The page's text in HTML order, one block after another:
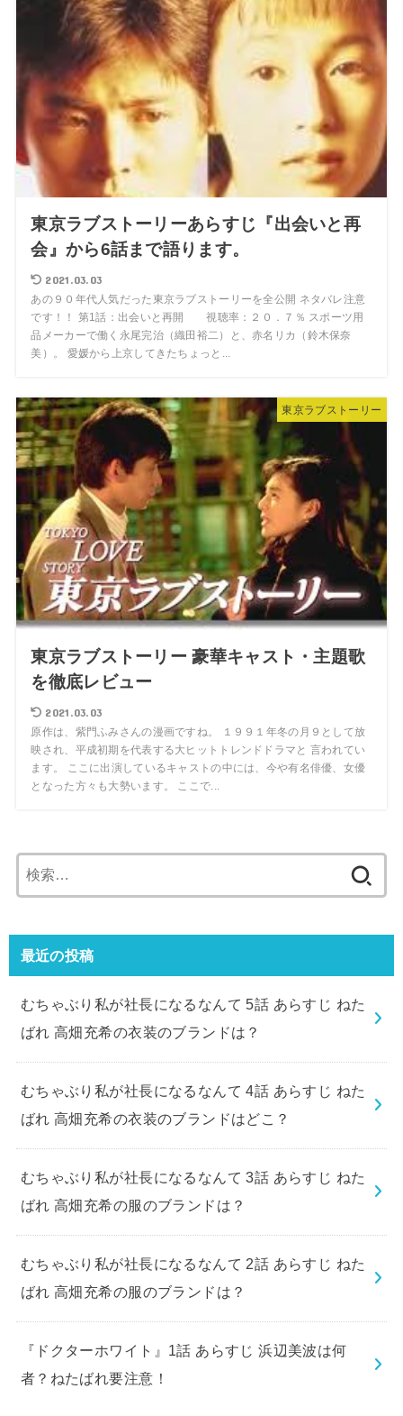
東京ラブストーリーあらすじ『出会いと再
会』から6話まで語ります。
2021.03.03
あの９０年代人気だった東京ラブストーリーを全公開 ネタバレ注意
です！！ 第1話：出会いと再開 視聴率：２０．７％ スポーツ用
品メーカーで働く永尾完治（織田裕二）と、赤名リカ（鈴木保奈
美）。 愛媛から上京してきたちょっと...
東京ラブストーリー
東京ラブストーリー 豪華キャスト・主題歌
を徹底レビュー
2021.03.03
原作は、紫門ふみさんの漫画ですね。 １９９１年冬の月９として放
映され、平成初期を代表する大ヒットトレンドドラマと 言われてい
ます。 ここに出演しているキャストの中には、今や有名俳優、女優
となった方々も大勢います。 ここで...
索:
最近の投稿
むちゃぶり私が社長になるなんて 5話 あらすじ ねた
ばれ 高畑充希の衣装のブランドは？
むちゃぶり私が社長になるなんて 4話 あらすじ ねた
ばれ 高畑充希の衣装のブランドはどこ？
むちゃぶり私が社長になるなんて 3話 あらすじ ねた
ばれ 高畑充希の服のブランドは？
むちゃぶり私が社長になるなんて 2話 あらすじ ねた
ばれ 高畑充希の服のブランドは？
『ドクターホワイト』1話 あらすじ 浜辺美波は何
者？ねたばれ要注意！